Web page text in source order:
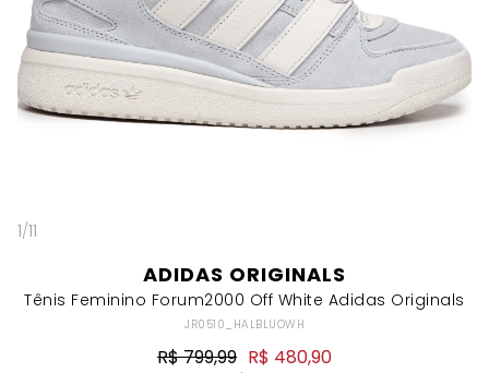
1/11
ADIDAS ORIGINALS
Tênis Feminino Forum2000 Off White Adidas Originals
JR0510_HALBLUOWH
R$ 799,99 R$ 480,90